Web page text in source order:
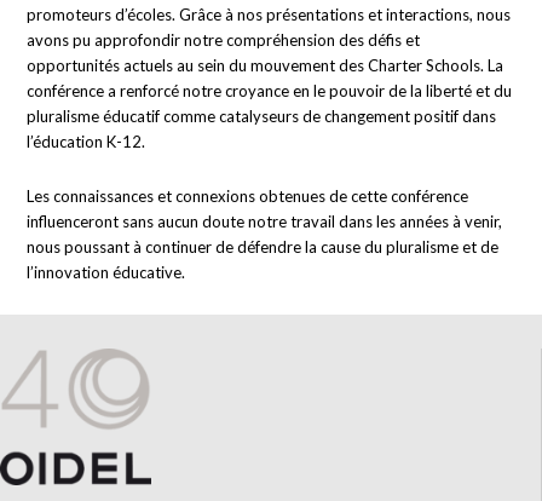
promoteurs d’écoles. Grâce à nos présentations et interactions, nous
avons pu approfondir notre compréhension des défis et
opportunités actuels au sein du mouvement des Charter Schools. La
conférence a renforcé notre croyance en le pouvoir de la liberté et du
pluralisme éducatif comme catalyseurs de changement positif dans
l’éducation K-12.
Les connaissances et connexions obtenues de cette conférence
influenceront sans aucun doute notre travail dans les années à venir,
nous poussant à continuer de défendre la cause du pluralisme et de
l’innovation éducative.